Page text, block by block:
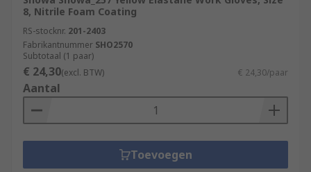
8, Nitrile Foam Coating
RS-stocknr. 201-2403
Fabrikantnummer SHO2570
Subtotaal (1 paar)
€ 24,30(excl. BTW) € 24,30/paar
Aantal
Toevoegen